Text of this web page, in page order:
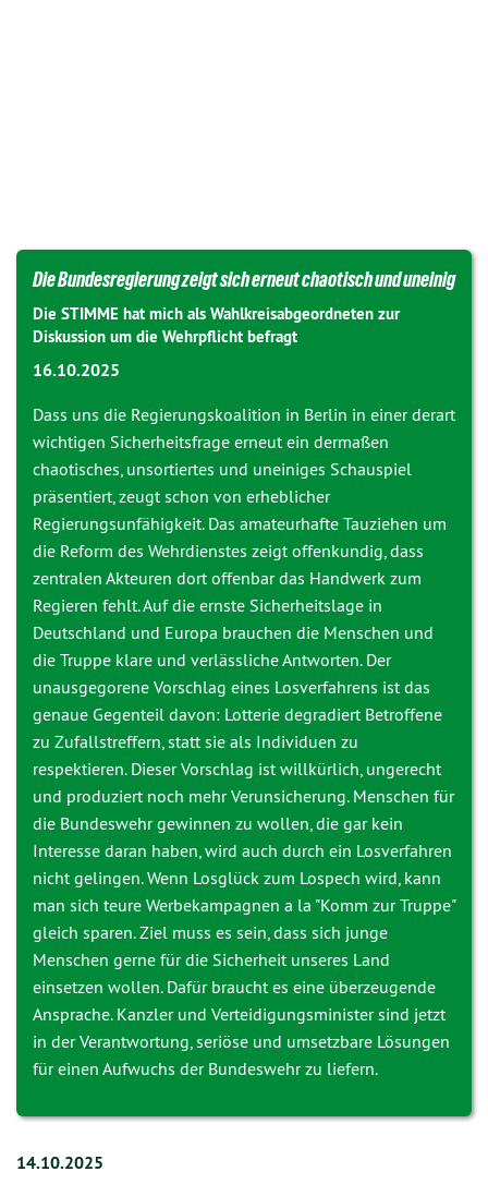
Die Bundesregierung zeigt sich erneut chaotisch und uneinig
Die STIMME hat mich als Wahlkreisabgeordneten zur
Diskussion um die Wehrpflicht befragt
16.10.2025
Dass uns die Regierungskoalition in Berlin in einer derart
wichtigen Sicherheitsfrage erneut ein dermaßen
chaotisches, unsortiertes und uneiniges Schauspiel
präsentiert, zeugt schon von erheblicher
Regierungsunfähigkeit. Das amateurhafte Tauziehen um
die Reform des Wehrdienstes zeigt offenkundig, dass
zentralen Akteuren dort offenbar das Handwerk zum
Regieren fehlt. Auf die ernste Sicherheitslage in
Deutschland und Europa brauchen die Menschen und
die Truppe klare und verlässliche Antworten. Der
unausgegorene Vorschlag eines Losverfahrens ist das
genaue Gegenteil davon: Lotterie degradiert Betroffene
zu Zufallstreffern, statt sie als Individuen zu
respektieren. Dieser Vorschlag ist willkürlich, ungerecht
und produziert noch mehr Verunsicherung. Menschen für
die Bundeswehr gewinnen zu wollen, die gar kein
Interesse daran haben, wird auch durch ein Losverfahren
nicht gelingen. Wenn Losglück zum Lospech wird, kann
man sich teure Werbekampagnen a la "Komm zur Truppe"
gleich sparen. Ziel muss es sein, dass sich junge
Menschen gerne für die Sicherheit unseres Land
einsetzen wollen. Dafür braucht es eine überzeugende
Ansprache. Kanzler und Verteidigungsminister sind jetzt
in der Verantwortung, seriöse und umsetzbare Lösungen
für einen Aufwuchs der Bundeswehr zu liefern.
14.10.2025